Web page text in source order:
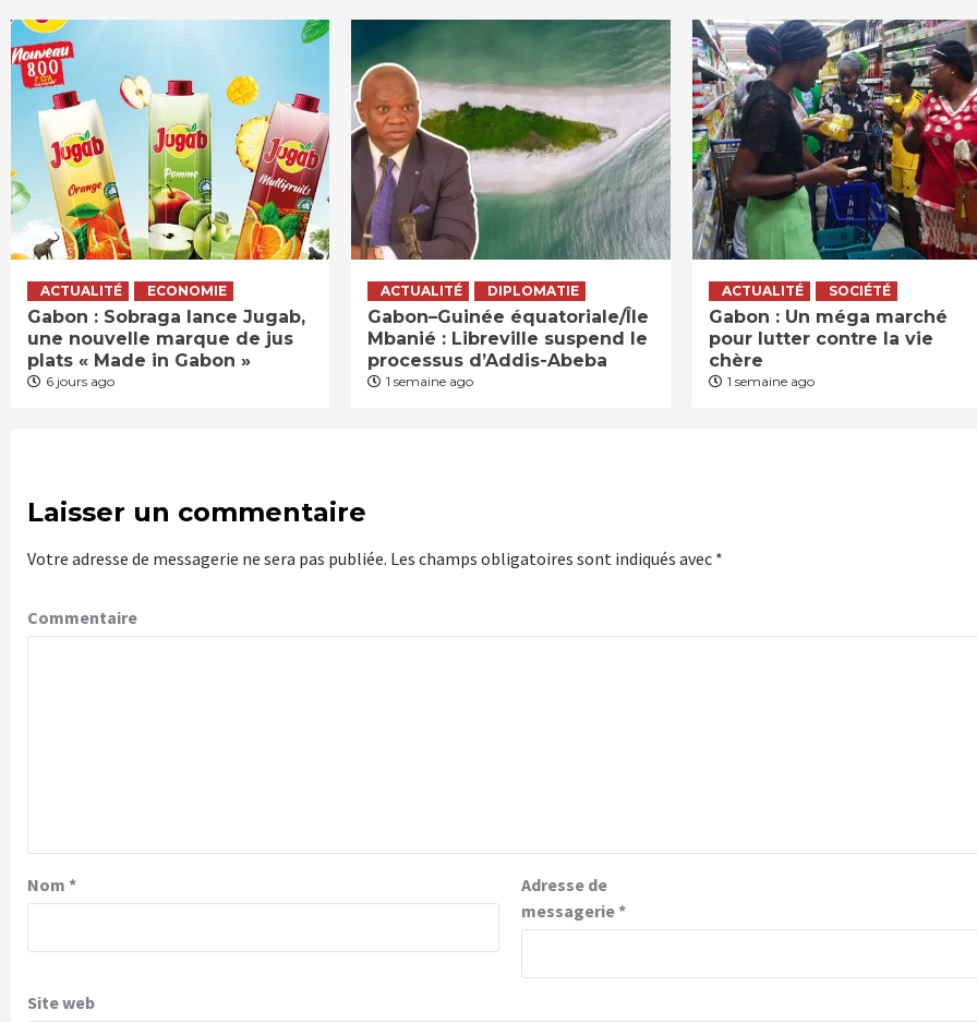
ACTUALITÉ ECONOMIE
Gabon : Sobraga lance Jugab,
une nouvelle marque de jus
plats « Made in Gabon »
6 jours ago
ACTUALITÉ DIPLOMATIE
Gabon–Guinée équatoriale/Île
Mbanié : Libreville suspend le
processus d’Addis-Abeba
1 semaine ago
ACTUALITÉ SOCIÉTÉ
Gabon : Un méga marché
pour lutter contre la vie
chère
1 semaine ago
Laisser un commentaire
Votre adresse de messagerie ne sera pas publiée. Les champs obligatoires sont indiqués avec *
Commentaire
Nom *
Adresse de
messagerie*
Site web